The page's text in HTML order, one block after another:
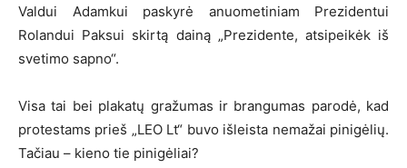
Valdui Adamkui paskyrė anuometiniam Prezidentui
Rolandui Paksui skirtą dainą „Prezidente, atsipeikėk iš
svetimo sapno“.
Visa tai bei plakatų gražumas ir brangumas parodė, kad
protestams prieš „LEO Lt“ buvo išleista nemažai pinigėlių.
Tačiau – kieno tie pinigėliai?